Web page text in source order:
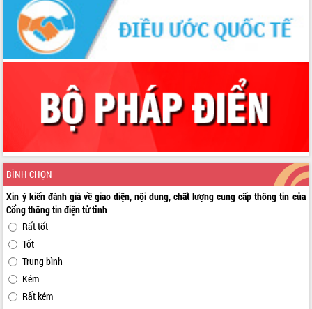
BÌNH CHỌN
Xin ý kiến đánh giá về giao diện, nội dung, chất lượng cung cấp thông tin của
Cổng thông tin điện tử tỉnh
Rất tốt
Tốt
Trung bình
Kém
Rất kém